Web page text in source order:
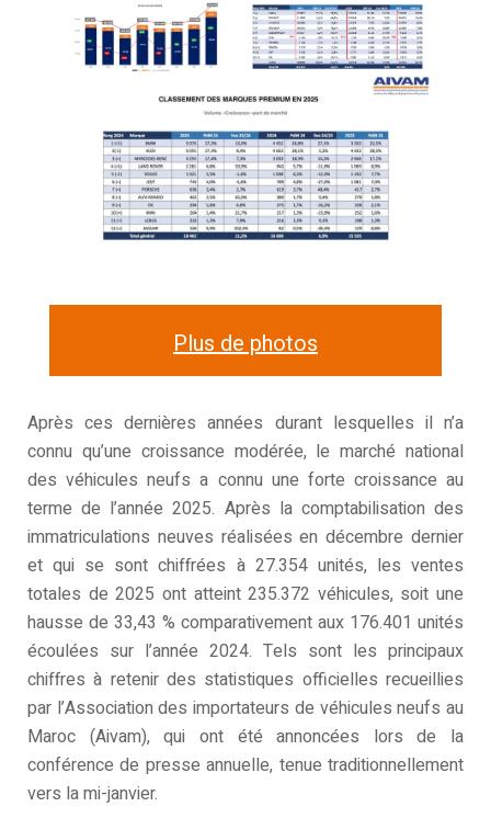
Plus de photos
Après ces dernières années durant lesquelles il n’a
connu qu’une croissance modérée, le marché national
des véhicules neufs a connu une forte croissance au
terme de l’année 2025. Après la comptabilisation des
immatriculations neuves réalisées en décembre dernier
et qui se sont chiffrées à 27.354 unités, les ventes
totales de 2025 ont atteint 235.372 véhicules, soit une
hausse de 33,43 % comparativement aux 176.401 unités
écoulées sur l’année 2024. Tels sont les principaux
chiffres à retenir des statistiques officielles recueillies
par l’Association des importateurs de véhicules neufs au
Maroc (Aivam), qui ont été annoncées lors de la
conférence de presse annuelle, tenue traditionnellement
vers la mi-janvier.